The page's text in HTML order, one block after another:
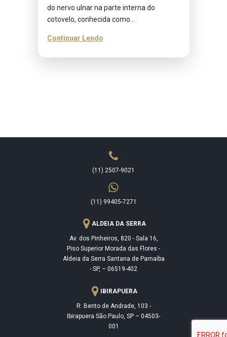
do nervo ulnar na parte interna do
cotovelo, conhecida como...
Continuar Lendo
(11) 2507-9021
(11) 99405-7271
ALDEIA DA SERRA
Av. dos Pinheiros, 820 - Sala 16,
Piso Superior Morada das Flores -
Aldeia da Serra Santana de Parnaíba
- SP, – 06519-402
IBIRAPUERA
R: Bento de Andrade, 103 -
Ibirapuera São Paulo, SP – 04503-
001